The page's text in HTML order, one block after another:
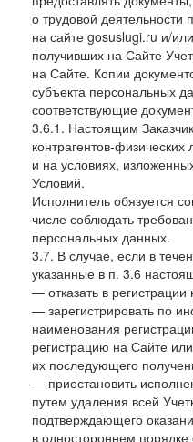
о трудовой
на сайте gosuslugi.ru и/
получивших на Сайте
на Сайте. Копии
субъекта персональных
соответствующие
3.6.1. Настоящим
контрагентов-
и на условиях,
Условий.
Исполнитель обязуется
числе соблюдать
персональных данных.
3.7. В случае, если в
указанные в п. 3.6
— отказать в
— зарегистрировать по
наименования
регистрацию на Сайте
их последующего
— приостановить
путем удаления всей
подтверждающего
в одностороннем